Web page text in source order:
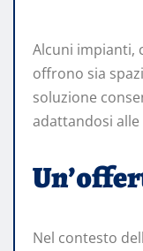
Alcuni impianti,
offrono sia
soluzione
adattandosi alle
Nel contesto